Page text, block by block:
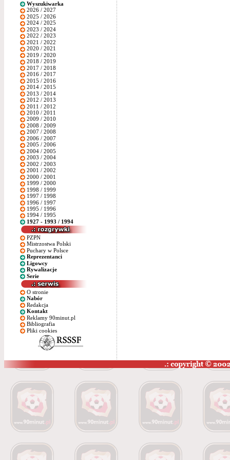
Wyszukiwarka
2026 / 2027
2025 / 2026
2024 / 2025
2023 / 2024
2022 / 2023
2021 / 2022
2020 / 2021
2019 / 2020
2018 / 2019
2017 / 2018
2016 / 2017
2015 / 2016
2014 / 2015
2013 / 2014
2012 / 2013
2011 / 2012
2010 / 2011
2009 / 2010
2008 / 2009
2007 / 2008
2006 / 2007
2005 / 2006
2004 / 2005
2003 / 2004
2002 / 2003
2001 / 2002
2000 / 2001
1999 / 2000
1998 / 1999
1997 / 1998
1996 / 1997
1995 / 1996
1994 / 1995
1927 - 1993 / 1994
PZPN
Mistrzostwa Polski
Puchary w Polsce
Reprezentanci
Ligowcy
Rywalizacje
Serie
O stronie
Nabór
Redakcja
Kontakt
Reklamy 90minut.pl
Bibliografia
Pliki cookies